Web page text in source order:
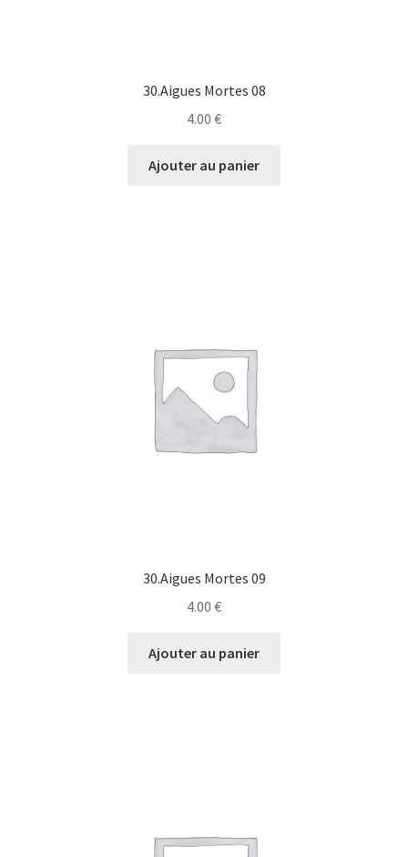
30.Aigues Mortes 08
4.00 €
Ajouter au panier
30.Aigues Mortes 09
4.00 €
Ajouter au panier